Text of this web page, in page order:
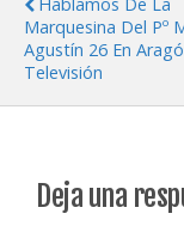
Marquesina Del Pº
Agustín 26 En
Televisión
Deja una